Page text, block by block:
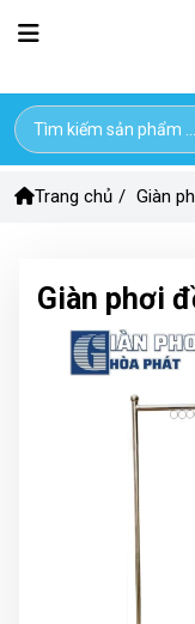
Trang chủ / Giàn
Giàn phơi